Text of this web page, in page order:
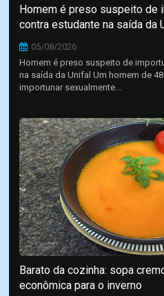
Homem é preso suspeito de
contra estudante na saída da
05/08/2026
Homem é preso suspeito de
na saída da Unifal Um homem de
importunar sexualmente...
Barato da cozinha: sopa
econômica para o inverno